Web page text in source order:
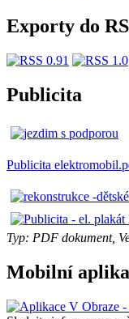
Exporty do
Publicita
Publicita
Typ: PDF dokument,
Mobilní